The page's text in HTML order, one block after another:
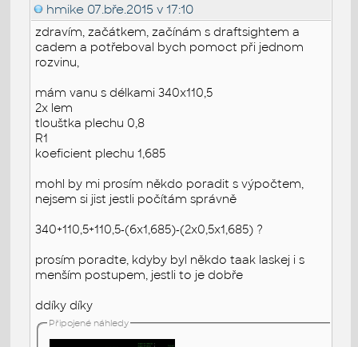
hmike 07.bře.2015 v 17:10
zdravím, začátkem, začínám s draftsightem a
cadem a potřeboval bych pomoct při jednom
rozvinu,
mám vanu s délkami 340x110,5
2x lem
tlouštka plechu 0,8
R1
koeficient plechu 1,685
mohl by mi prosím někdo poradit s výpočtem,
nejsem si jist jestli počítám správně
340+110,5+110,5-(6x1,685)-(2x0,5x1,685) ?
prosím poradte, kdyby byl někdo taak laskej i s
menším postupem, jestli to je dobře
ddíky díky
Připojené náhledy